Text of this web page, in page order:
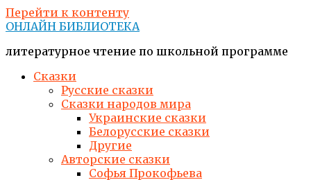
Перейти к контенту
ОНЛАЙН БИБЛИОТЕКА
литературное чтение по школьной программе
Сказки
Русские сказки
Сказки народов мира
Украинские сказки
Белорусские сказки
Другие
Авторские сказки
Софья Прокофьева